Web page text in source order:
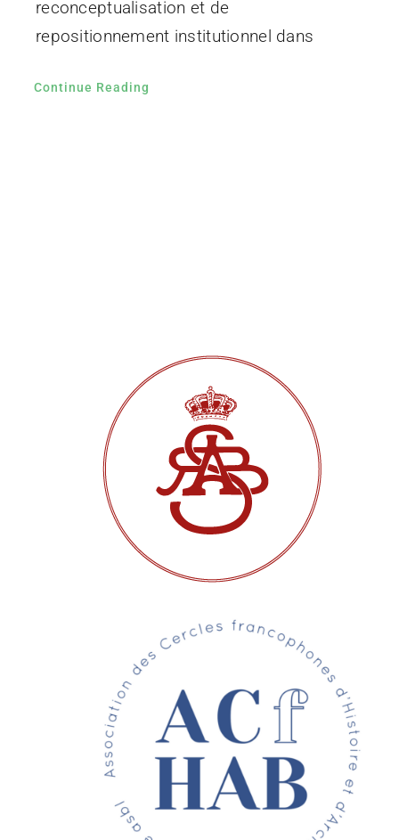
reconceptualisation et de
repositionnement institutionnel dans
Continue Reading